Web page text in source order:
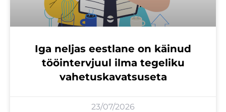
Iga neljas eestlane on käinud
tööintervjuul ilma tegeliku
vahetuskavatsuseta
23/07/2026